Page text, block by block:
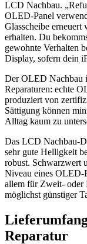
LCD Nachbau.
OLED-Panel
Glasscheibe
erhalten. Du
gewohnte Verhalten
Display, sofern dein
Der OLED Nachbau
Reparaturen: echte
produziert von
Sättigung können
Alltag kaum zu
Das LCD Nachbau-
sehr gute Helligkeit
robust. Schwarzwert
Niveau eines OLED-
allem für Zweit- oder
möglichst günstiger
Reparatur